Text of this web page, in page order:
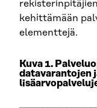
kehittämään
elementtejä.
Kuva 1.
datavarantojen